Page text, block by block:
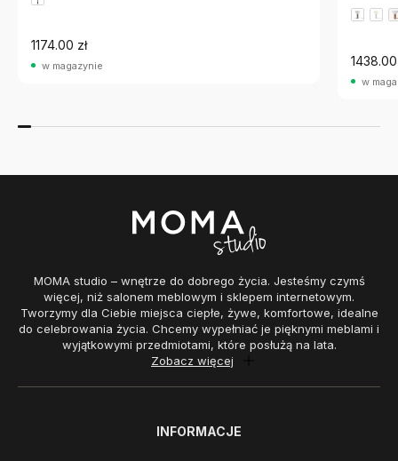
1174.00 zł
w magazynie 1438.00
w
MOMA studio – wnętrze do dobrego życia. Jesteśmy czymś
więcej, niż salonem meblowym i sklepem internetowym.
Tworzymy dla Ciebie miejsca ciepłe, żywe, komfortowe, idealne
do celebrowania życia. Chcemy wypełniać je pięknymi meblami i
wyjątkowymi przedmiotami, które posłużą na lata.
Zobacz więcej
INFORMACJE